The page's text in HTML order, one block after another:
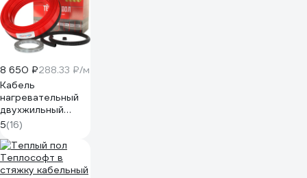
8 650 ₽288.33 ₽/м
Кабель
нагревательный
двухжильный
Warmcoin POWER
| 20Вт/м.п. | 30м.п.
POWER_600Вт_30м
5(16)